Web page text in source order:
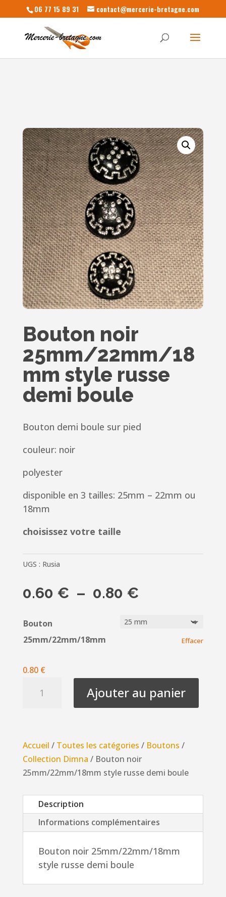
06 77 15 89 31 contact@mercerie-bretagne.com
Bouton noir
25mm/22mm/18
mm style russe
demi boule
Bouton demi boule sur pied
couleur: noir
polyester
disponible en 3 tailles: 25mm – 22mm ou
18mm
choisissez votre taille
UGS : Rusia
0.60 € – 0.80 €Plage
prix :
Bouton
25mm/22mm/18mm
Effacer
0.80 €
style
russe
demi
boule
Ajouter au panier
Accueil / Toutes les catégories / Boutons /
Collection Dimna / Bouton noir
25mm/22mm/18mm style russe demi boule
Description
Informations complémentaires
Bouton noir 25mm/22mm/18mm
style russe demi boule